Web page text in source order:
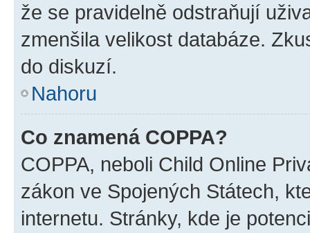
že se pravidelně odstraňují
zmenšila velikost databáze.
do diskuzí.
Nahoru
Co znamená COPPA?
COPPA, neboli Child Online
zákon ve Spojených Státech,
internetu. Stránky, kde je